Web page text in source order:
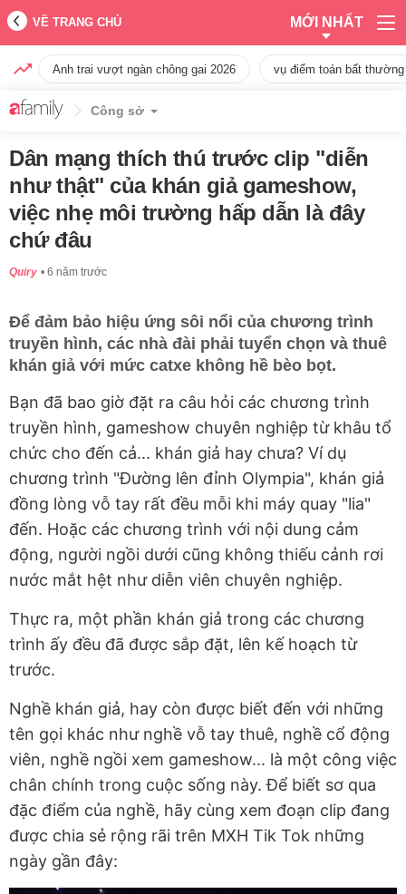
VỀ TRANG CHỦ MỚI NHẤT
Anh trai vượt ngàn chông gai 2026 vụ điểm toán bất
Công sở
Dân mạng thích thú trước clip "diễn
như thật" của khán giả gameshow,
việc nhẹ môi trường hấp dẫn là đây
chứ đâu
Quiry 6 năm trước
Để đảm bảo hiệu ứng sôi nổi của chương trình
truyền hình, các nhà đài phải tuyển chọn và thuê
khán giả với mức catxe không hề bèo bọt.
Bạn đã bao giờ đặt ra câu hỏi các chương trình
truyền hình, gameshow chuyên nghiệp từ khâu tổ
chức cho đến cả... khán giả hay chưa? Ví dụ
chương trình "Đường lên đỉnh Olympia", khán giả
đồng lòng vỗ tay rất đều mỗi khi máy quay "lia"
đến. Hoặc các chương trình với nội dung cảm
động, người ngồi dưới cũng không thiếu cảnh rơi
nước mắt hệt như diễn viên chuyên nghiệp.
Thực ra, một phần khán giả trong các chương
trình ấy đều đã được sắp đặt, lên kế hoạch từ
trước.
Nghề khán giả, hay còn được biết đến với những
tên gọi khác như nghề vỗ tay thuê, nghề cổ động
viên, nghề ngồi xem gameshow... là một công việc
chân chính trong cuộc sống này. Để biết sơ qua
đặc điểm của nghề, hãy cùng xem đoạn clip đang
được chia sẻ rộng rãi trên MXH Tik Tok những
ngày gần đây: